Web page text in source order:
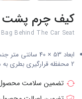
کیف چرم پشت
Behind The Car Seat
2 محفظه قرارگیری بطری به همراه محل قرارگیری دستمال کاغذی
تضمین سلامت